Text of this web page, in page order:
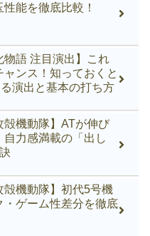
能を徹底比較！
物語 注目演出】これ
ャンス！知っておくと
演出と基本の打ち方
殻機動隊】ATが伸び
自力感満載の「出し
殻機動隊】初代5号機
・ゲーム性差分を徹底